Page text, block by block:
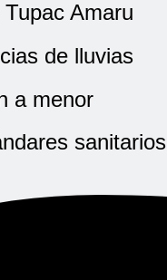
Amaru
de lluvias
a menor
sanitarios